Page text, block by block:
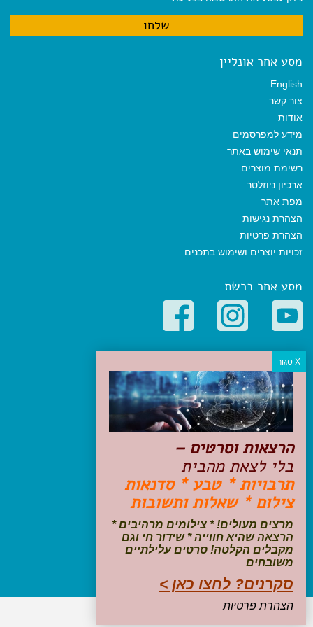
מסע אחר אונליין
English
צור קשר
אודות
מידע למפרסמים
תנאי שימוש באתר
רשימת מוצרים
ארכיון ניוזלטר
מפת אתר
הצהרת נגישות
הצהרת פרטיות
זכויות יוצרים ושימוש בתכנים
מסע אחר ברשת
קטגוריות פופולריות
יעדים
טיולים בישראל
מלונות בוטיק בישראל
טיפים והמלצות
הכנות לנסיעה
טיולי ג'יפים
טיולים עם ילדים
שייט, הפלגות, קרוזים
עקבו אחרינו בפייסבוק
הרצאות וסרטים –
בלי לצאת מהבית
תרבויות * טבע * סדנאות
צילום * שאלות ותשובות
מרצים מעולים! * צילומים מרהיבים *
הרצאה שהיא חווייה * שידור חי וגם
מקבלים הקלטה! סרטים עלילתיים
משובחים
סקרנים? לחצו כאן >
הצהרת פרטיות